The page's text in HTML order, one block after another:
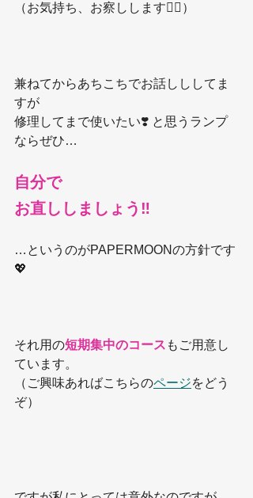
（お気持ち、お察しします🙇‍♀️）
兼ねてからあちこちでお話しししてま
すが
修理してまで使いたい❣️ と思うランプ
ならぜひ…
自分で
お直ししましょう‼️
…というのがPAPERMOONの方針です
💖
それ用の短期集中のコース もご用意し
ています。
（ご興味あればこちらのページをどう
ぞ）